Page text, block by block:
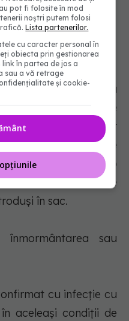
ca urmare a
confirmată prin teste
şi care au fost
ci doar se
produs biocid de tip
igienizează şi se
în sac.
sau
cu infecţie cu
aceleaşi condiţii de
pot fi folosite în mod
noștri putem folosi
Lista partenerilor.
cu caracter personal în
obiecta prin gestionarea
în partea de jos a
sau a vă retrage
și cookie-